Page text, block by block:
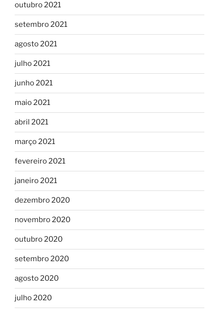
outubro 2021
setembro 2021
agosto 2021
julho 2021
junho 2021
maio 2021
abril 2021
março 2021
fevereiro 2021
janeiro 2021
dezembro 2020
novembro 2020
outubro 2020
setembro 2020
agosto 2020
julho 2020